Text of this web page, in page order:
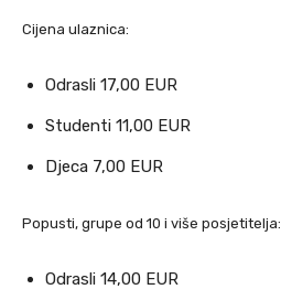
Cijena ulaznica:
Odrasli 17,00 EUR
Studenti 11,00 EUR
Djeca 7,00 EUR
Popusti, grupe od 10 i više posjetitelja:
Odrasli 14,00 EUR